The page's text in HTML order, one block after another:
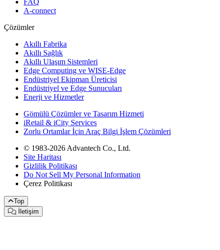
A-connect
Çözümler
Akıllı Fabrika
Akıllı Sağlık
Akıllı Ulaşım Sistemleri
Edge Computing ve WISE-Edge
Endüstriyel Ekipman Üreticisi
Endüstriyel ve Edge Sunucuları
Enerji ve Hizmetler
Gömülü Çözümler ve Tasarım Hizmeti
iRetail & iCity Services
Zorlu Ortamlar İçin Araç Bilgi İşlem Çözümleri
© 1983-2026 Advantech Co., Ltd.
Site Haritası
Gizlilik Politikası
Do Not Sell My Personal Information
Çerez Politikası
Top
İletişim